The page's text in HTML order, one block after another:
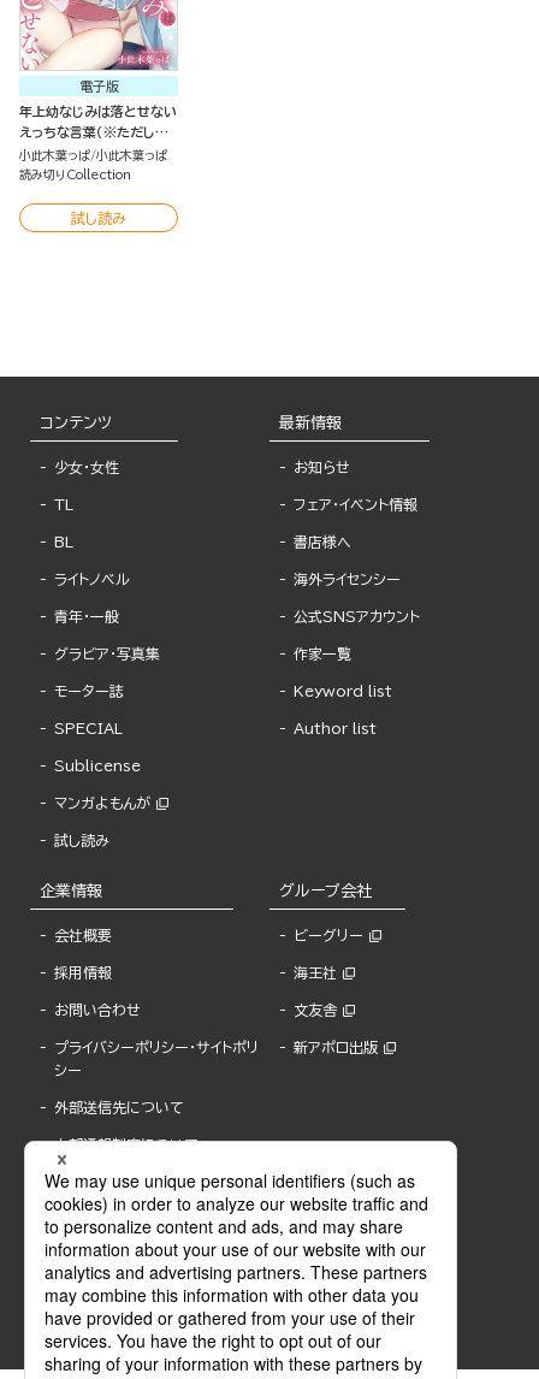
電子版
年上幼なじみは落とせない
えっちな言葉（※ただし仕
事）で翻弄されてます（単
話版）
小此木葉っぱ 小此木葉っぱ
読み切りCollection
試し読み
コンテンツ
少女・女性
TL
BL
ライトノベル
青年・一般
グラビア・写真集
モーター誌
SPECIAL
Sublicense
マンガよもんが
試し読み
最新情報
お知らせ
フェア・イベント情報
書店様へ
海外ライセンシー
公式SNSアカウント
作家一覧
Keyword list
Author list
企業情報
会社概要
採用情報
お問い合わせ
プライバシーポリシー・サイトポリ
シー
外部送信先について
内部通報制度について
グループ会社
ビーグリー
海王社
文友舎
新アポロ出版